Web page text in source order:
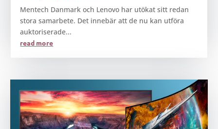
Mentech Danmark och Lenovo har utökat sitt redan
stora samarbete. Det innebär att de nu kan utföra
auktoriserade...
read more